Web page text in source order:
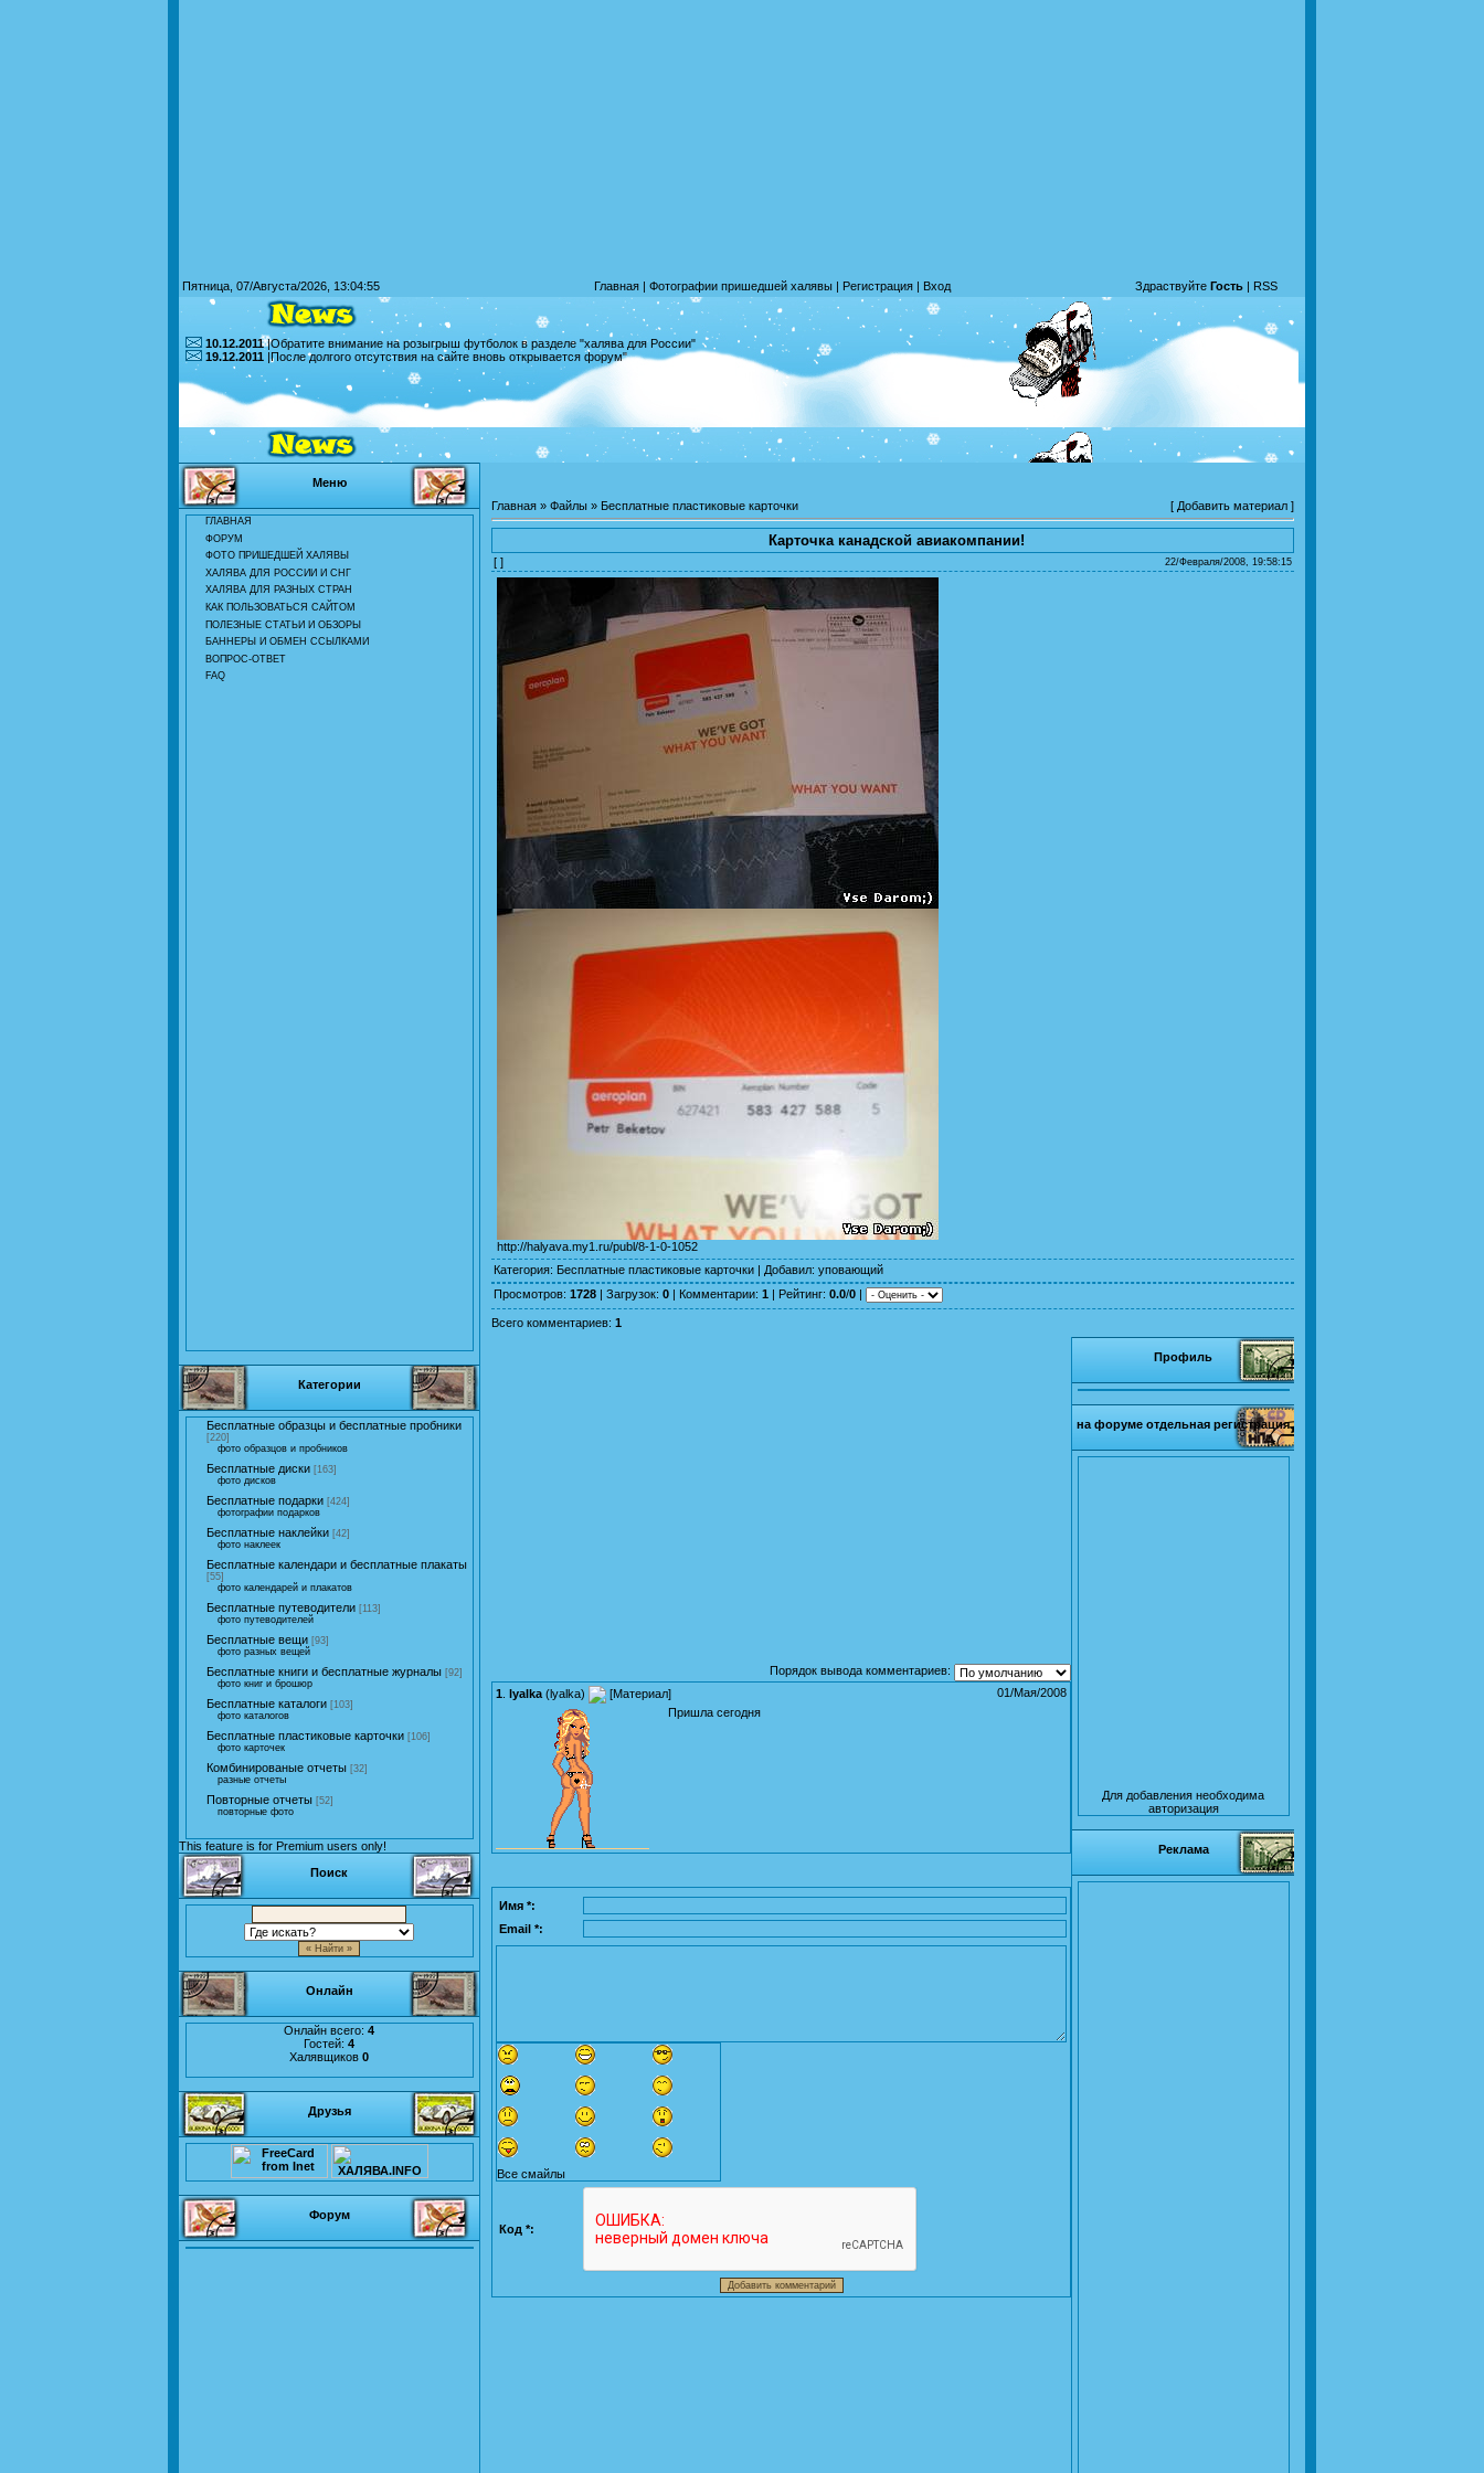
Пятница, 07/Августа/2026, 13:04:55 Главная | Фотографии пришедшей халявы | Регистрация | Вход Здраствуйте Гость | RSS
10.12.2011|Обратите внимание на розыгрыш футболок в разделе "халява для России"
19.12.2011 |После долгого отсутствия на сайте вновь открывается форум"
Меню
ГЛАВНАЯ
ФОРУМ
ФОТО ПРИШЕДШЕЙ ХАЛЯВЫ
ХАЛЯВА ДЛЯ РОССИИ И СНГ
ХАЛЯВА ДЛЯ РАЗНЫХ СТРАН
КАК ПОЛЬЗОВАТЬСЯ САЙТОМ
ПОЛЕЗНЫЕ СТАТЬИ И ОБЗОРЫ
БАННЕРЫ И ОБМЕН ССЫЛКАМИ
ВОПРОС-ОТВЕТ
FAQ
Категории
Бесплатные образцы и бесплатные пробники
[220]
фото образцов и пробников
Бесплатные диски [163]
фото дисков
Бесплатные подарки [424]
фотографии подарков
Бесплатные наклейки [42]
фото наклеек
Бесплатные календари и бесплатные плакаты
[55]
фото календарей и плакатов
Бесплатные путеводители [113]
фото путеводителей
Бесплатные вещи [93]
фото разных вещей
Бесплатные книги и бесплатные журналы [92]
фото книг и брошюр
Бесплатные каталоги [103]
фото каталогов
Бесплатные пластиковые карточки [106]
фото карточек
Комбинированые отчеты [32]
разные отчеты
Повторные отчеты [52]
повторные фото
This feature is for Premium users only!
Поиск
Онлайн
Онлайн всего: 4
Гостей: 4
Халявщиков 0
Друзья
Форум
Главная » Файлы » Бесплатные пластиковые карточки [ Добавить материал ]
Карточка канадской авиакомпании!
[ ] 22/Февраля/2008, 19:58:15
http://halyava.my1.ru/publ/8-1-0-1052
Категория: Бесплатные пластиковые карточки | Добавил: уповающий
Просмотров: 1728 | Загрузок: 0 | Комментарии: 1 | Рейтинг: 0.0/0 |
Всего комментариев: 1
Порядок вывода комментариев:
01/Мая/2008
1 lyalka (lyalka) [Материал]
Пришла сегодня
Имя *:
Email *:
Все смайлы
Код *:
Профиль
на форуме отдельная регистрация
Для добавления необходима
авторизация
Реклама